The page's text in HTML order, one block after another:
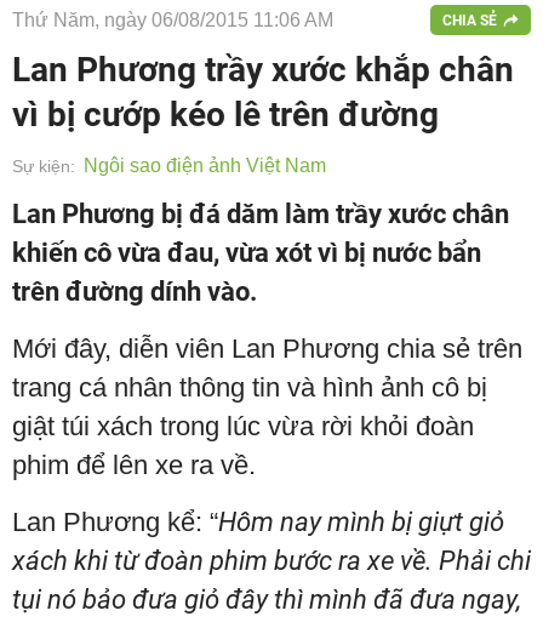
Thứ Năm, ngày 06/08/2015 11:06 AM CHIA SẺ
Lan Phương trầy xước khắp chân
vì bị cướp kéo lê trên đường
Sự kiện: Ngôi sao điện ảnh Việt Nam
Lan Phương bị đá dăm làm trầy xước chân
khiến cô vừa đau, vừa xót vì bị nước bẩn
trên đường dính vào.
Mới đây, diễn viên Lan Phương chia sẻ trên
trang cá nhân thông tin và hình ảnh cô bị
giật túi xách trong lúc vừa rời khỏi đoàn
phim để lên xe ra về.
Lan Phương kể: “Hôm nay mình bị giựt giỏ
xách khi từ đoàn phim bước ra xe về. Phải chi
tụi nó bảo đưa giỏ đây thì mình đã đưa ngay,